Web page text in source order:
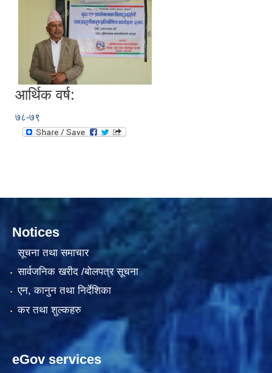
आर्थिक वर्ष:
७८-७९
Notices
सूचना तथा समाचार
सार्वजनिक खरीद /बोलपत्र सूचना
एन, कानुन तथा निर्देशिका
कर तथा शुल्कहरु
eGov services